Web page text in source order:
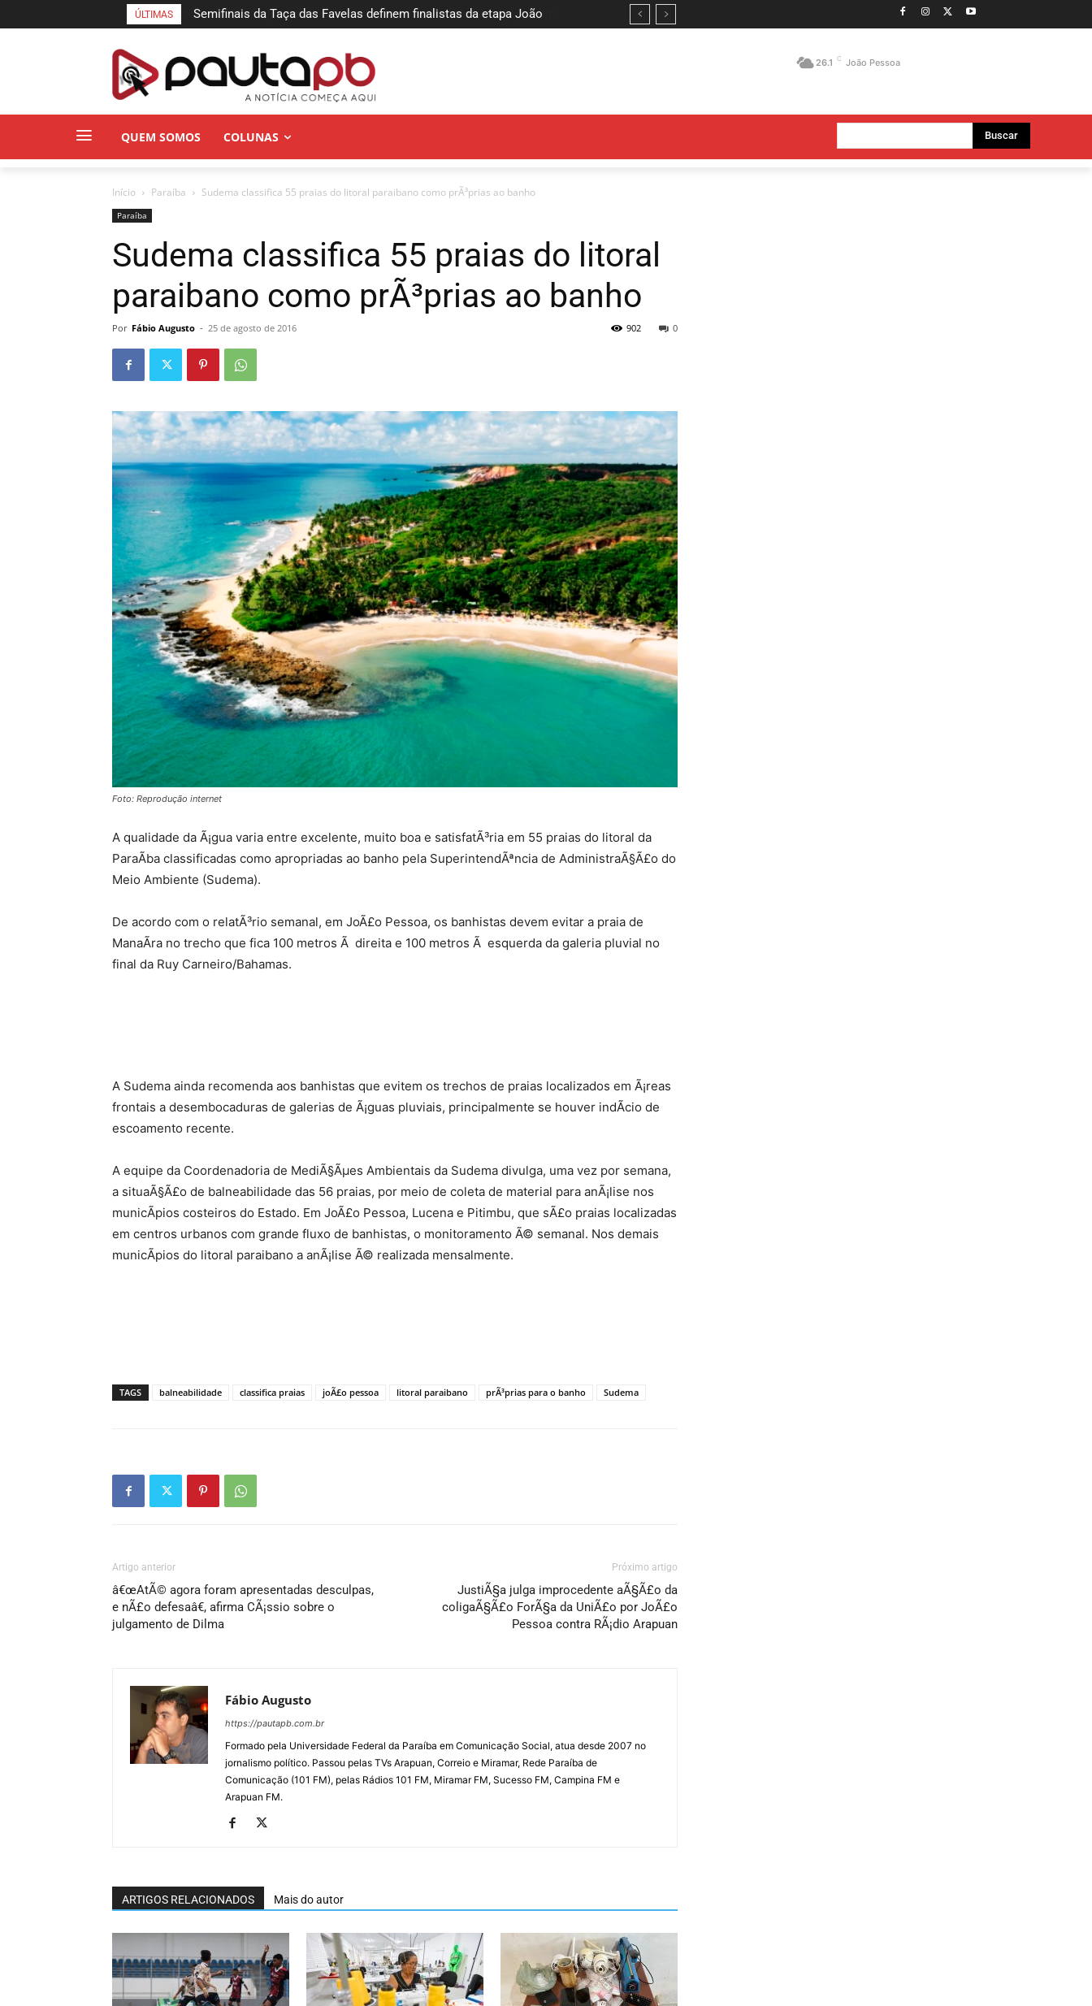
ÚLTIMAS
Semifinais da Taça das Favelas definem finalistas da etapa João
26.1 C João Pessoa
QUEM SOMOS COLUNAS Buscar
Início Paraí­ba Sudema classifica 55 praias do litoral paraibano como prÃ³prias ao banho
Paraí­ba
Sudema classifica 55 praias do litoral
paraibano como prÃ³prias ao banho
Por Fábio Augusto - 25 de agosto de 2016 0
902
Foto: Reprodução internet
A qualidade da Ã¡gua varia entre excelente, muito boa e satisfatÃ³ria em 55 praias do litoral da
ParaÃ­ba classificadas como apropriadas ao banho pela SuperintendÃªncia de AdministraÃ§Ã£o do
Meio Ambiente (Sudema).
De acordo com o relatÃ³rio semanal, em JoÃ£o Pessoa, os banhistas devem evitar a praia de
ManaÃ­ra no trecho que fica 100 metros Ã direita e 100 metros Ã esquerda da galeria pluvial no
final da Ruy Carneiro/Bahamas.
A Sudema ainda recomenda aos banhistas que evitem os trechos de praias localizados em Ã¡reas
frontais a desembocaduras de galerias de Ã¡guas pluviais, principalmente se houver indÃ­cio de
escoamento recente.
A equipe da Coordenadoria de MediÃ§Ãµes Ambientais da Sudema divulga, uma vez por semana,
a situaÃ§Ã£o de balneabilidade das 56 praias, por meio de coleta de material para anÃ¡lise nos
municÃ­pios costeiros do Estado. Em JoÃ£o Pessoa, Lucena e Pitimbu, que sÃ£o praias localizadas
em centros urbanos com grande fluxo de banhistas, o monitoramento Ã© semanal. Nos demais
municÃ­pios do litoral paraibano a anÃ¡lise Ã© realizada mensalmente.
TAGS balneabilidade classifica praias joÃ£o pessoa litoral paraibano prÃ³prias para o banho Sudema
Artigo anterior
â€œAtÃ© agora foram apresentadas desculpas,
e nÃ£o defesaâ€, afirma CÃ¡ssio sobre o
julgamento de Dilma
Próximo artigo
JustiÃ§a julga improcedente aÃ§Ã£o da
coligaÃ§Ã£o ForÃ§a da UniÃ£o por JoÃ£o
Pessoa contra RÃ¡dio Arapuan
Fábio Augusto
https://pautapb.com.br
Formado pela Universidade Federal da Paraíba em Comunicação Social, atua desde 2007 no
jornalismo político. Passou pelas TVs Arapuan, Correio e Miramar, Rede Paraíba de
Comunicação (101 FM), pelas Rádios 101 FM, Miramar FM, Sucesso FM, Campina FM e
Arapuan FM.
ARTIGOS RELACIONADOS Mais do autor